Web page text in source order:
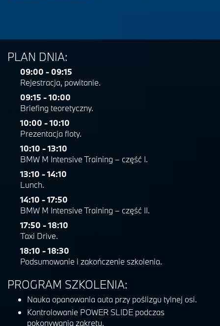
PLAN DNIA:
09:00 - 09:15
Rejestracja, powitanie.
09:15 - 10:00
Briefing teoretyczny.
10:00 - 10:10
Prezentacja floty.
10:10 - 13:10
BMW M Intensive Training – część I.
13:10 - 14:10
Lunch.
14:10 - 17:50
BMW M Intensive Training – część II.
17:50 - 18:10
Taxi Drive.
18:10 - 18:30
Podsumowanie i zakończenie szkolenia.
PROGRAM SZKOLENIA:
Nauka opanowania auta przy poślizgu tylnej osi.
Kontrolowanie POWER SLIDE podczas
pokonywania zakrętu.